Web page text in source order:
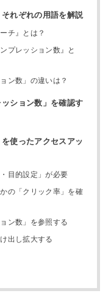
れぞれの用語を解説
チ』とは？
プレッション数』と
ン数」の違いは？
ション数」を確認す
使ったアクセスアッ
目的設定」が必要
の「クリック率」を確
ン数」を参照する
出し拡大する